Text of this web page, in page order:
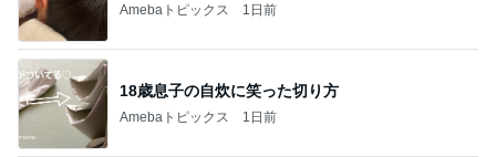
Amebaトピックス 1日前
18歳息子の自炊に笑った切り方
Amebaトピックス 1日前